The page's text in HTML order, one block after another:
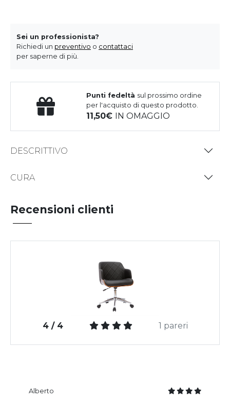
Sei un professionista?
Richiedi un preventivo o contattaci
per saperne di più.
Punti fedeltà sul prossimo ordine
per l'acquisto di questo prodotto.
11,50 IN OMAGGIO
DESCRITTIVO
CURA
Recensioni clienti
4 / 4 1 pareri
Alberto